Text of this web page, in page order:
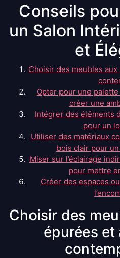
Conseils
un Salon
et
Choisir des meubles
Opter pour une
créer une
Intégrer des éléments
pour un
Utiliser des matériaux
bois clair pour
Miser sur l’éclairage
pour mettre
Créer des espaces
Choisir des
épurées et